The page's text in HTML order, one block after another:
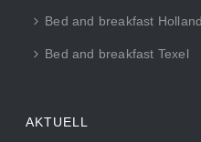
Bed and breakfast
Bed and breakfast Texel
AKTUELL